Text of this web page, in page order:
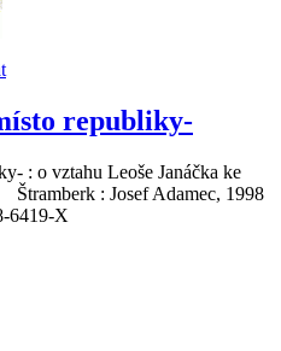
republiky-
: o vztahu Leoše Janáčka ke
: Josef Adamec, 1998
6419-X